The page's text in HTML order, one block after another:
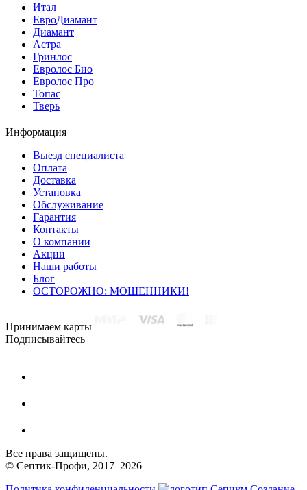
Итал
ЕвроДиамант
Диамант
Астра
Гринлос
Евролос Био
Евролос Про
Топас
Тверь
Информация
Выезд специалиста
Оплата
Доставка
Установка
Обслуживание
Гарантия
Контакты
О компании
Акции
Наши работы
Блог
ОСТОРОЖНО: МОШЕННИКИ!
Принимаем карты
Подписывайтесь
Все права защищены.
© Септик-Профи, 2017–2026